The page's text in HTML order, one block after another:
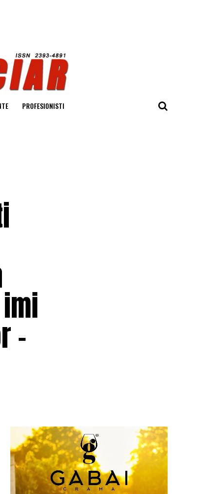
PROFESIONISTI
–